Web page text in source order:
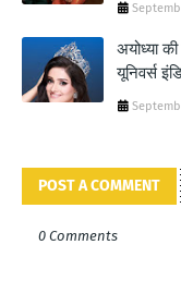
अयोध्या
यूनिवर्स
POST A COMMENT
0 Comments